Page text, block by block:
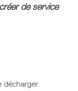
de service
décharger